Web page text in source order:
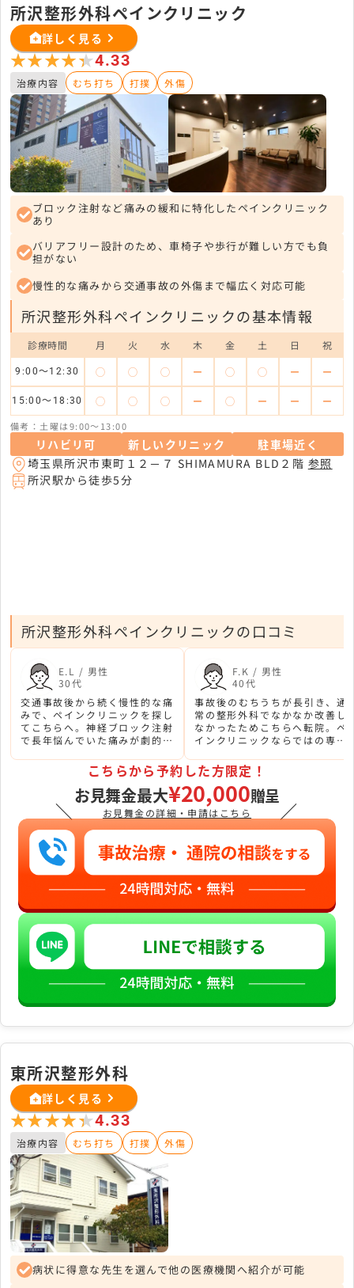
所沢整形外科ペインクリニック
詳しく見る
★★★★★
★★★★★4.33
治療内容 むち打ち 打撲 外傷
ブロック注射など痛みの緩和に特化したペインクリニック
あり
バリアフリー設計のため、車椅子や歩行が難しい方でも負
担がない
慢性的な痛みから交通事故の外傷まで幅広く対応可能
所沢整形外科ペインクリニックの基本情報
診療時間 月 火 水 木 金 土 日 祝
9:00～12:30 ◯ ◯ ◯ ー ◯ ◯ ー ー
15:00～18:30 ◯ ◯ ◯ ー ◯ ー ー ー
備考：土曜は9:00～13:00
リハビリ可 新しいクリニック
駐車場近く
埼玉県所沢市東町１２－７ SHIMAMURA BLD２階 参照
所沢駅から徒歩5分
所沢整形外科ペインクリニックの口コミ
E.L / 男性
30代
交通事故後から続く慢性的な痛
みで、ペインクリニックを探し
てこちらへ。神経ブロック注射
で長年悩んでいた痛みが劇的に
術に感謝しています。
F.K / 男性
40代
事故後のむちうちが長引き、通
常の整形外科でなかなか改善し
なかったためこちらへ転院。ペ
インクリニックならではの専門
改善されました。
＼
こちらから予約した方限定！
お見舞金最大¥20,000贈呈
お見舞金の詳細・申請はこちら ／
東所沢整形外科
詳しく見る
★★★★★
★★★★★4.33
治療内容 むち打ち 打撲 外傷
病状に得意な先生を選んで他の医療機関へ紹介が可能